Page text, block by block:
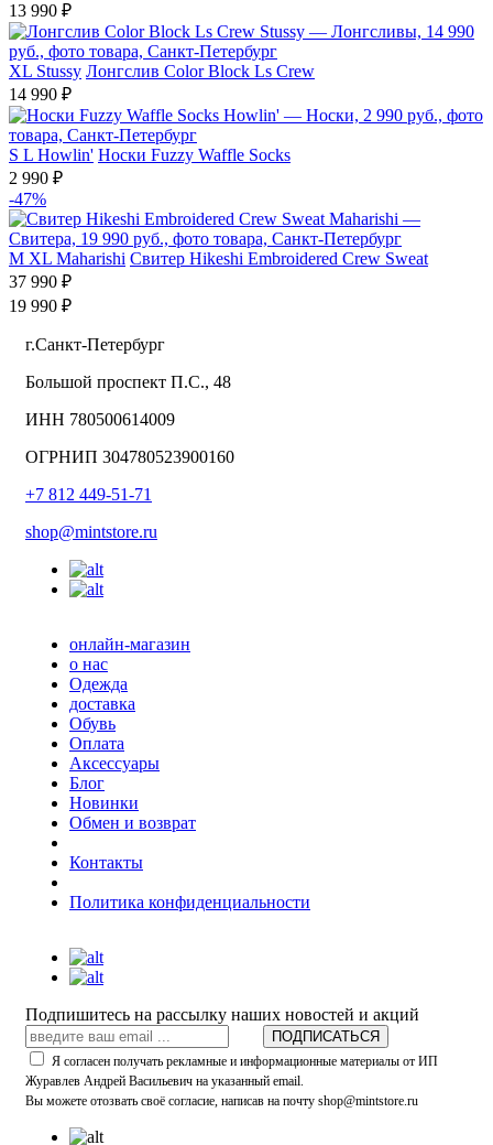
13 990 ₽
XL Stussy Лонгслив Color Block Ls Crew
14 990 ₽
S L Howlin' Носки Fuzzy Waffle Socks
2 990 ₽
-47%
M XL Maharishi Свитер Hikeshi Embroidered Crew Sweat
37 990 ₽
19 990 ₽
г.Санкт-Петербург
Большой проспект П.С., 48
ИНН 780500614009
ОГРНИП 304780523900160
+7 812 449-51-71
shop@mintstore.ru
онлайн-магазин
о нас
Одежда
доставка
Обувь
Оплата
Аксессуары
Блог
Новинки
Обмен и возврат
Контакты
Политика конфиденциальности
Подпишитесь на рассылку наших новостей и акций
ПОДПИСАТЬСЯ
Я согласен получать рекламные и информационные материалы от ИП
Журавлев Андрей Васильевич на указанный email.
Вы можете отозвать своё согласие, написав на почту shop@mintstore.ru